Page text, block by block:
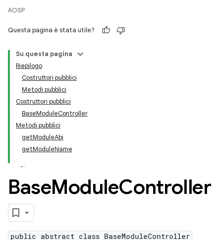
AOSP
Questa pagina è stata utile?
Su questa pagina
Riepilogo
Costruttori pubblici
Metodi pubblici
Costruttori pubblici
BaseModuleController
Metodi pubblici
getModuleAbi
getModuleName
BaseModuleController
public abstract class BaseModuleController